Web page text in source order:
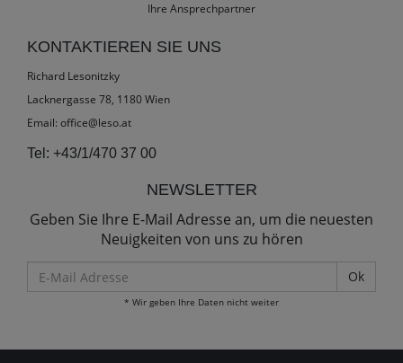
Ihre Ansprechpartner
KONTAKTIEREN SIE UNS
Richard Lesonitzky
Lacknergasse 78, 1180 Wien
Email: office@leso.at
Tel: +43/1/470 37 00
NEWSLETTER
Geben Sie Ihre E-Mail Adresse an, um die neuesten
Neuigkeiten von uns zu hören
Mail
Adresse
* Wir geben Ihre Daten nicht weiter